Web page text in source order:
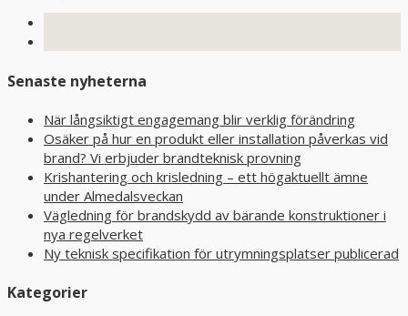
Senaste nyheterna
När långsiktigt engagemang blir verklig förändring
Osäker på hur en produkt eller installation påverkas vid
brand? Vi erbjuder brandteknisk provning
Krishantering och krisledning – ett högaktuellt ämne
under Almedalsveckan
Vägledning för brandskydd av bärande konstruktioner i
nya regelverket
Ny teknisk specifikation för utrymningsplatser publicerad
Kategorier